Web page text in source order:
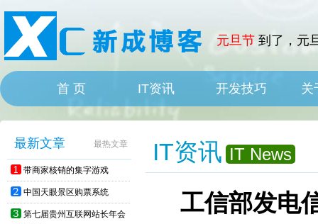
元旦节 到了，元
首 页 HOME
IT资讯 IT News
开发技巧 关
最新文章 最热文章
1 带商家核销的集字游戏
2 中国天眼景区购票系统
3 第七届贵州互联网站长年会
IT资讯 IT News
工信部发电